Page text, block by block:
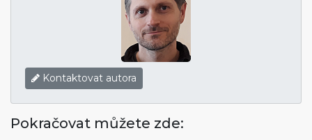
Kontaktovat autora
Pokračovat můžete zde: